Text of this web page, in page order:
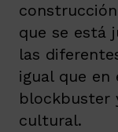
que se está
las
igual que en
blockbuster
cultural.